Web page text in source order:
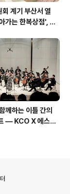
계기 부산서 열
가는 한복상점', 역
께하는 이틀 간의
— KCO X 에스더